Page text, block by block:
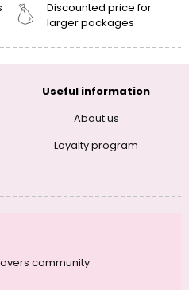
Discounted price for
larger packages
Useful information
About us
Loyalty program
community